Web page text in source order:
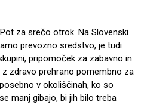
za srečo otrok. Na Slovenski
prevozno sredstvo, je tudi
pripomoček za zabavno in
z zdravo prehrano pomembno za
v okoliščinah, ko so
manj gibajo, bi jih bilo treba